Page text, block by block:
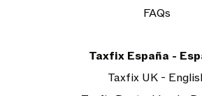
FAQs
Taxfix España -
Taxfix UK -